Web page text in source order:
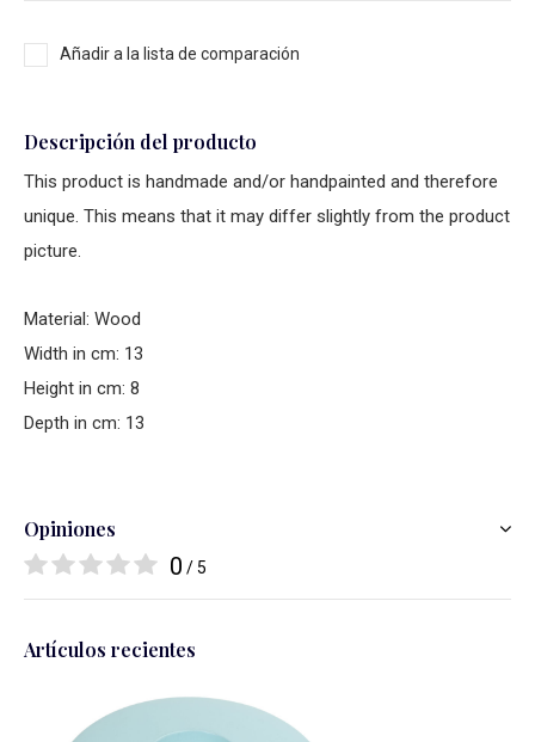
Añadir a la lista de comparación
Descripción del producto
This product is handmade and/or handpainted and therefore
unique. This means that it may differ slightly from the product
picture.
Material: Wood
Width in cm: 13
Height in cm: 8
Depth in cm: 13
Opiniones
0 / 5
Artículos recientes